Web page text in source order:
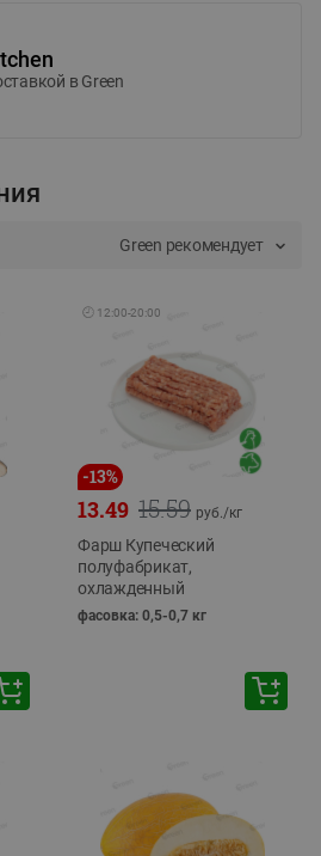
в Green
Green рекомендует
🕘 12:00-20:00
-13%
15.59
13.49 руб./кг
Фарш Купеческий
полуфабрикат,
охлажденный
фасовка: 0,5-0,7 кг